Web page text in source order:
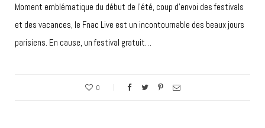
Moment emblématique du début de l’été, coup d’envoi des festivals
et des vacances, le Fnac Live est un incontournable des beaux jours
parisiens. En cause, un festival gratuit…
0